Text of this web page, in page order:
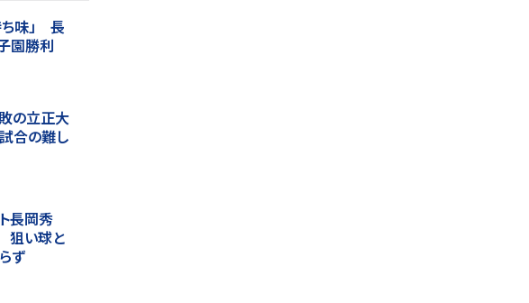
ち味」 長
園勝利
の立正大
合の難し
長岡秀
狙い球と
ず